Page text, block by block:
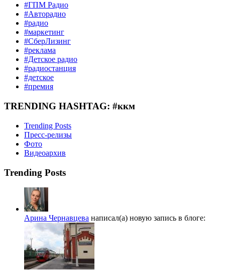
#ГПМ Радио
#Авторадио
#радио
#маркетинг
#СберЛизинг
#реклама
#Детское радио
#радиостанция
#детское
#премия
TRENDING HASHTAG: #ккм
Trending Posts
Пресс-релизы
Фото
Видеоархив
Trending Posts
Арина Чернавцева написал(а) новую запись в блоге: